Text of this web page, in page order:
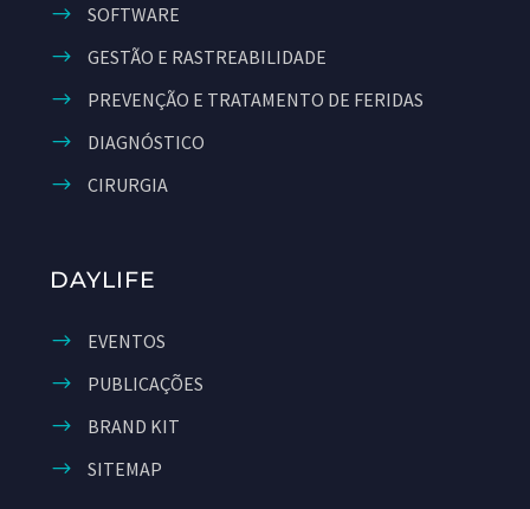
SOFTWARE
GESTÃO E RASTREABILIDADE
PREVENÇÃO E TRATAMENTO DE FERIDAS
DIAGNÓSTICO
CIRURGIA
DAYLIFE
EVENTOS
PUBLICAÇÕES
BRAND KIT
SITEMAP